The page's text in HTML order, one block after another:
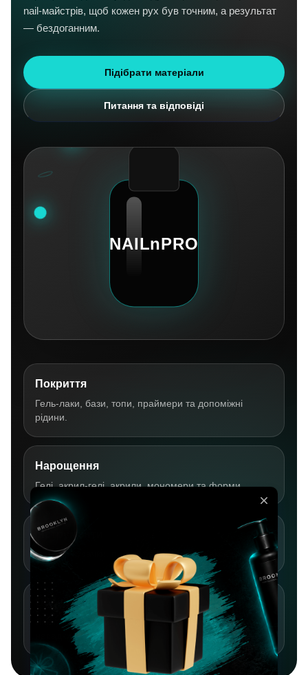
nail-майстрів, щоб кожен рух був точним, а результат
— бездоганним.
Підібрати матеріали
Питання та відповіді
Покриття
Гель-лаки, бази, топи, праймери та допоміжні
рідини.
Нарощення
Гелі, акрил-гелі, акрили, мономери та форми.
Інструменти
Ножиці, кусачки, пилки, бафи, кисті та аксесуари.
Обладнання
Лампи, фрезери, витяжки, стерилізатори та
насадки.